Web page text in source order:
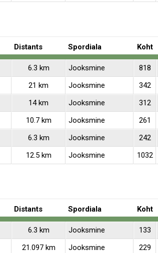
Distants Spordiala Koht
6.3 km Jooksmine 818
21 km Jooksmine 342
14 km Jooksmine 312
10.7 km Jooksmine 261
6.3 km Jooksmine 242
12.5 km Jooksmine 1032
Distants Spordiala Koht
6.3 km Jooksmine 133
21.097 km Jooksmine 229